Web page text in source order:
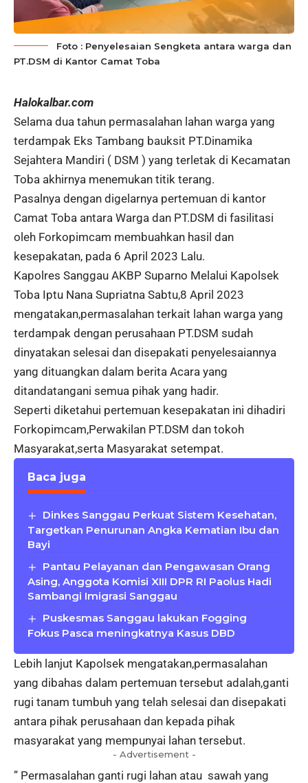
Foto : Penyelesaian Sengketa antara warga dan
PT.DSM di Kantor Camat Toba
Halokalbar.com
Selama dua tahun permasalahan lahan warga yang
terdampak Eks Tambang bauksit PT.Dinamika
Sejahtera Mandiri ( DSM ) yang terletak di Kecamatan
Toba akhirnya menemukan titik terang.
Pasalnya dengan digelarnya pertemuan di kantor
Camat Toba antara Warga dan PT.DSM di fasilitasi
oleh Forkopimcam membuahkan hasil dan
kesepakatan, pada 6 April 2023 Lalu.
Kapolres Sanggau AKBP Suparno Melalui Kapolsek
Toba Iptu Nana Supriatna Sabtu,8 April 2023
mengatakan,permasalahan terkait lahan warga yang
terdampak dengan perusahaan PT.DSM sudah
dinyatakan selesai dan disepakati penyelesaiannya
yang dituangkan dalam berita Acara yang
ditandatangani semua pihak yang hadir.
Seperti diketahui pertemuan kesepakatan ini dihadiri
Forkopimcam,Perwakilan PT.DSM dan tokoh
Masyarakat,serta Masyarakat setempat.
Baca juga
Dinkes Sanggau Perkuat Sistem Kesehatan,
Targetkan Penurunan Angka Kematian Ibu dan
Bayi
Pantau Pelayanan dan Pengawasan Orang
Asing, Anggota Komisi XIII DPR RI Paolus Hadi
Sambangi Imigrasi Sanggau
Puskesmas Sanggau lakukan Fogging
Fokus Pasca meningkatnya Kasus DBD
Lebih lanjut Kapolsek mengatakan,permasalahan
yang dibahas dalam pertemuan tersebut adalah,ganti
rugi tanam tumbuh yang telah selesai dan disepakati
antara pihak perusahaan dan kepada pihak
masyarakat yang mempunyai lahan tersebut.
- Advertisement -
” Permasalahan ganti rugi lahan atau sawah yang